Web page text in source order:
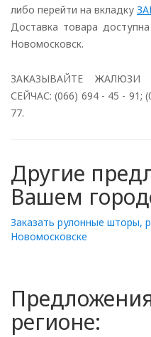
либо перейти на вкладку
Доставка товара
Новомосковск.
ЗАКАЗЫВАЙТЕ
СЕЙЧАС: (066) 694 - 45 - 91;
77.
Другие
Вашем
Заказать рулонные шторы,
Новомосковске
регионе: